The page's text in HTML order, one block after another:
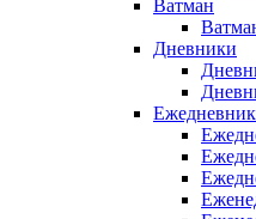
Ватман
Дневники